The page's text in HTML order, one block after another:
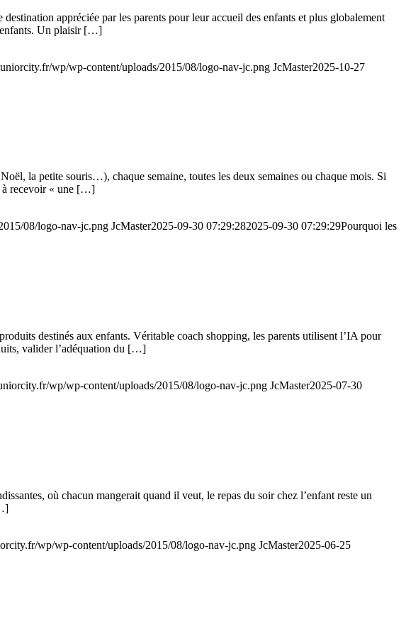
appréciée par les parents pour leur accueil des enfants et plus globalement
enfants. Un plaisir […]
wp/wp-content/uploads/2015/08/logo-nav-jc.png JcMaster2025-10-27
la petite souris…), chaque semaine, toutes les deux semaines ou chaque mois. Si
à recevoir « une […]
08/logo-nav-jc.png JcMaster2025-09-30 07:29:282025-09-30 07:29:29Pourquoi les
destinés aux enfants. Véritable coach shopping, les parents utilisent l’IA pour
valider l’adéquation du […]
wp/wp-content/uploads/2015/08/logo-nav-jc.png JcMaster2025-07-30
où chacun mangerait quand il veut, le repas du soir chez l’enfant reste un
wp/wp-content/uploads/2015/08/logo-nav-jc.png JcMaster2025-06-25